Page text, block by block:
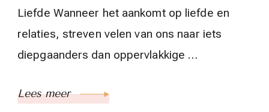
Liefde Wanneer het aankomt op liefde en
relaties, streven velen van ons naar iets
diepgaanders dan oppervlakkige …
Lees meer